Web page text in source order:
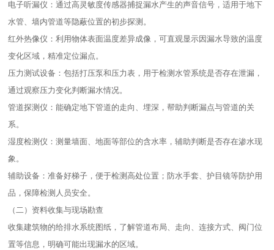
电子听漏仪：通过高灵敏度传感器捕捉漏水产生的声音信号，适用于地下
水管、墙内管道等隐蔽位置的初步探测。​
红外热像仪：利用物体表面温度差异成像，可直观显示因漏水导致的温度
变化区域，精准定位漏点。​
压力测试设备：包括打压泵和压力表，用于检测水管系统是否存在泄漏，
通过观察压力变化判断漏水情况。​
管道探测仪：能确定地下管道的走向、埋深，帮助判断漏点与管道的关
系。​
湿度检测仪：测量墙面、地面等部位的含水率，辅助判断是否存在渗水现
象。​
辅助设备：准备好梯子，便于检测高处位置；防水手套、护目镜等防护用
品，保障检测人员安全。​
（二）资料收集与现场勘查​
收集建筑物的给排水系统图纸，了解管道布局、走向、连接方式、阀门位
置等信息，明确可能出现漏水的区域。​